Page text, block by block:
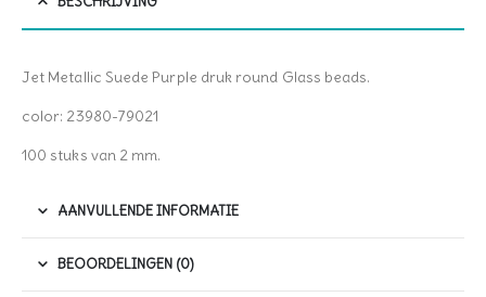
Jet Metallic Suede Purple druk round Glass beads.
color: 23980-79021
100 stuks van 2 mm.
AANVULLENDE INFORMATIE
BEOORDELINGEN (0)